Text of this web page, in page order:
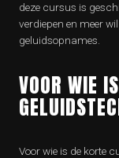
deze cursus is
verdiepen en meer
geluidsopnames.
VOOR WIE
Voor wie is de korte